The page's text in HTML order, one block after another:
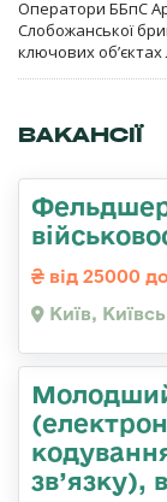
Оператори ББпС
Слобожанської
ключових об’єктах
ВАКАНСІЇ
від 25000
Київ,
зв’язку),